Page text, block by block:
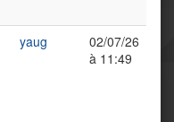
yaug
02/07/26
à 11:49